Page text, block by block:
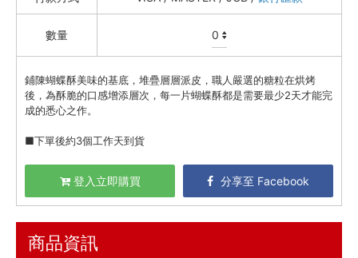
台中一福堂 (百年老店)
王鵬傑 莎士比亞烘焙坊
料理盛宴
水餃 / 麵食 / 湯圓 / 包子
滷味 / 香腸 / 下酒菜
喝湯吃火鍋
喫茶喝咖啡 / 飲料
數量
鋪陳蝴蝶酥美味的基底，堆疊層層派皮，職人嚴選的糖粒在烘烤
後，為酥脆的口感增添層次，每一片蝴蝶酥都是需要最少2天才能完
成的悉心之作。
■下單後約3個工作天到貨
登入立即購買 分享至 Facebook
商品資訊